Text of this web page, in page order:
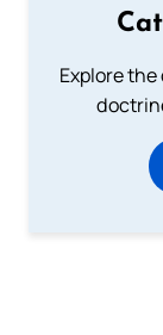
Explore